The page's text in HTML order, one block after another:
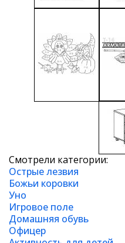
Смотрели категории:
Острые лезвия
Божьи коровки
Уно
Игровое поле
Домашняя обувь
Офицер